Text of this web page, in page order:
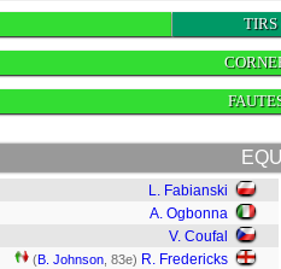
TIRS
L. Fabianski
A. Ogbonna
V. Coufal
(B. Johnson , 83e) R. Fredericks